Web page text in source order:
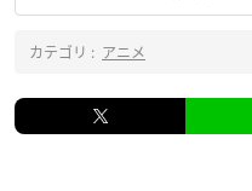
カテゴリ : アニメ